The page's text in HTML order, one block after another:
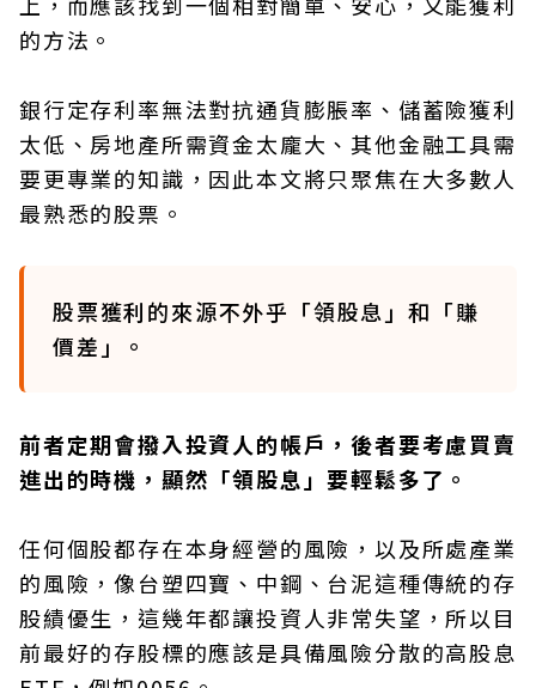
的方法。
銀行定存利率無法對抗通貨膨脹率、儲蓄險獲利
太低、房地產所需資金太龐大、其他金融工具需
要更專業的知識，因此本文將只聚焦在大多數人
最熟悉的股票。
股票獲利的來源不外乎「領股息」和「賺
價差」。
前者定期會撥入投資人的帳戶，後者要考慮買賣
進出的時機，顯然「領股息」要輕鬆多了。
任何個股都存在本身經營的風險，以及所處產業
的風險，像台塑四寶、中鋼、台泥這種傳統的存
股績優生，這幾年都讓投資人非常失望，所以目
前最好的存股標的應該是具備風險分散的高股息